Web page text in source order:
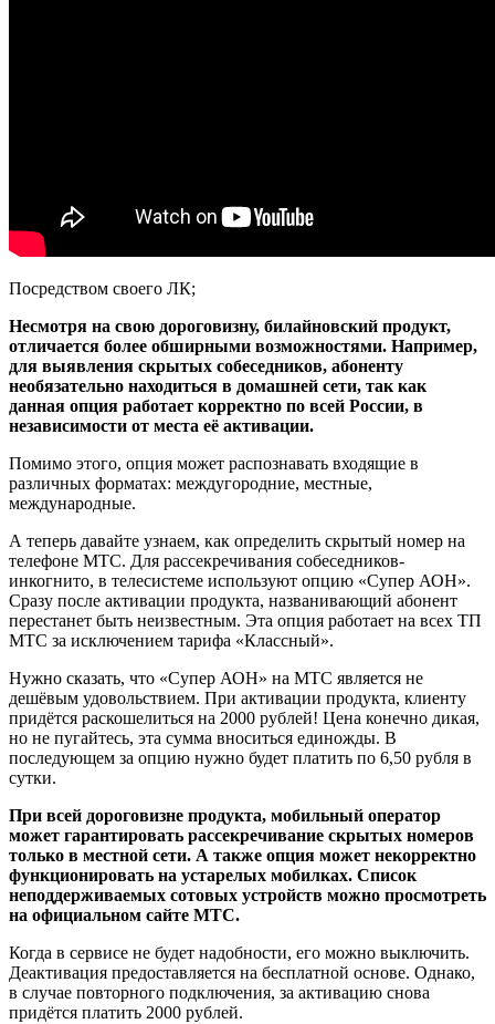
Посредством своего ЛК;
Несмотря на свою дороговизну, билайновский продукт,
отличается более обширными возможностями. Например,
для выявления скрытых собеседников, абоненту
необязательно находиться в домашней сети, так как
данная опция работает корректно по всей России, в
независимости от места её активации.
Помимо этого, опция может распознавать входящие в
различных форматах: междугородние, местные,
международные.
А теперь давайте узнаем, как определить скрытый номер на
телефоне МТС. Для рассекречивания собеседников-
инкогнито, в телесистеме используют опцию «Супер АОН».
Сразу после активации продукта, названивающий абонент
перестанет быть неизвестным. Эта опция работает на всех ТП
МТС за исключением тарифа «Классный».
Нужно сказать, что «Супер АОН» на МТС является не
дешёвым удовольствием. При активации продукта, клиенту
придётся раскошелиться на 2000 рублей! Цена конечно дикая,
но не пугайтесь, эта сумма вноситься единожды. В
последующем за опцию нужно будет платить по 6,50 рубля в
сутки.
При всей дороговизне продукта, мобильный оператор
может гарантировать рассекречивание скрытых номеров
только в местной сети. А также опция может некорректно
функционировать на устарелых мобилках. Список
неподдерживаемых сотовых устройств можно просмотреть
на официальном сайте МТС.
Когда в сервисе не будет надобности, его можно выключить.
Деактивация предоставляется на бесплатной основе. Однако,
в случае повторного подключения, за активацию снова
придётся платить 2000 рублей.